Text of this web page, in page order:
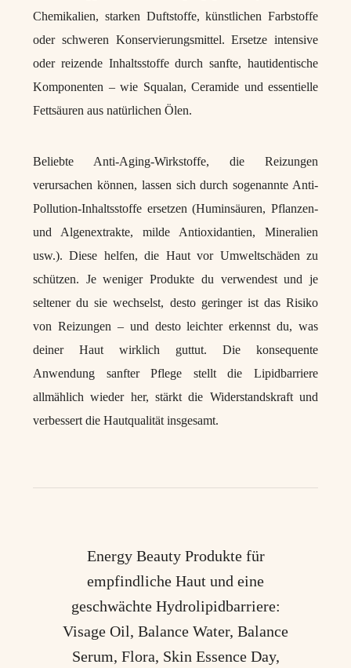
Chemikalien, starken Duftstoffe, künstlichen Farbstoffe
oder schweren Konservierungsmittel. Ersetze intensive
oder reizende Inhaltsstoffe durch sanfte, hautidentische
Komponenten – wie Squalan, Ceramide und essentielle
Fettsäuren aus natürlichen Ölen.
Beliebte Anti-Aging-Wirkstoffe, die Reizungen
verursachen können, lassen sich durch sogenannte Anti-
Pollution-Inhaltsstoffe ersetzen (Huminsäuren, Pflanzen-
und Algenextrakte, milde Antioxidantien, Mineralien
usw.). Diese helfen, die Haut vor Umweltschäden zu
schützen. Je weniger Produkte du verwendest und je
seltener du sie wechselst, desto geringer ist das Risiko
von Reizungen – und desto leichter erkennst du, was
deiner Haut wirklich guttut. Die konsequente
Anwendung sanfter Pflege stellt die Lipidbarriere
allmählich wieder her, stärkt die Widerstandskraft und
verbessert die Hautqualität insgesamt.
Energy Beauty Produkte für
empfindliche Haut und eine
geschwächte Hydrolipidbarriere:
Visage Oil, Balance Water, Balance
Serum, Flora, Skin Essence Day,